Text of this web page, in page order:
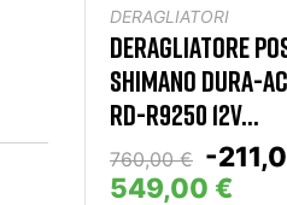
DERAGLIATORI
DERAGLIATORE
SHIMANO DURA-
RD-R9250 12V...
760,00 € -
549,00 €